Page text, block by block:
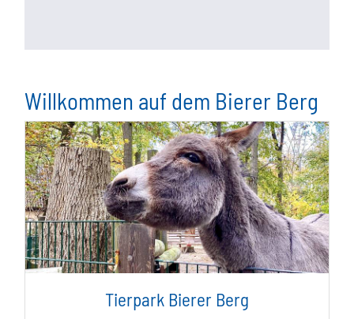
Willkommen auf dem Bierer Berg
Tierpark Bierer Berg